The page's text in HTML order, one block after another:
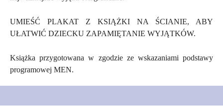
UMIEŚĆ PLAKAT Z KSIĄŻKI NA ŚCIANIE, ABY
UŁATWIĆ DZIECKU ZAPAMIĘTANIE WYJĄTKÓW.
Książka przygotowana w zgodzie ze wskazaniami podstawy
programowej MEN.